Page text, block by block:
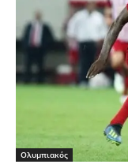
Ολυμπιακός